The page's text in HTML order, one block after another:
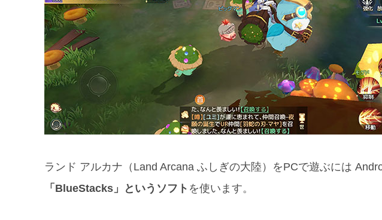
ランド アルカナ（Land Arcana ふしぎの大陸）をPCで遊ぶには
「BlueStacks」というソフト を使います。